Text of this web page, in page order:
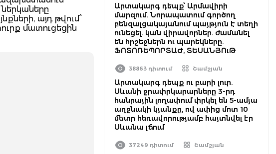
այդ թվում՝
մատուցեցին
Արտակարգ դեպք՝ Արմավիրի
մարզում. Նորապատում գործող
բենզալցակայանում պայթյուն է տեղի
ունեցել. կան վիրավորներ. ժամանել
են հրշեջներն ու պարեկները.
ՖՈՏՈՌԵՊՈՐՏԱԺ, ՏԵՍԱՆՅՈւԹ
38863 դիտում Շամշյան
Արտակարգ դեպք ու բարի լուր.
Սևանի ջրափրկարարները 3-րդ
հանրային լողափում փրկել են 5-ամյա
աղջնակի կյանքը, ով ափից մոտ 10
մետր հեռավորությամբ հայտնվել էր
Սևանա լճում
37249 դիտում Շամշյան